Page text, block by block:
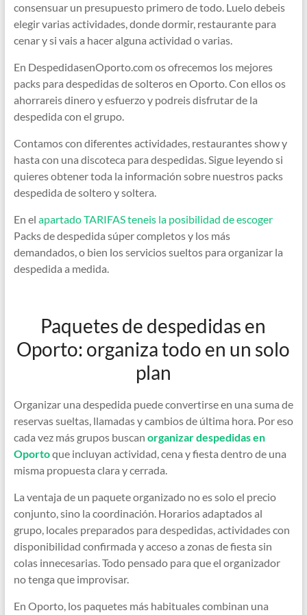
consensuar un presupuesto primero de todo. Luelo debeis
elegir varias actividades, donde dormir, restaurante para
cenar y si vais a hacer alguna actividad o varias.
En DespedidasenOporto.com os ofrecemos los mejores
packs para despedidas de solteros en Oporto. Con ellos os
ahorrareis dinero y esfuerzo y podreis disfrutar de la
despedida con el grupo.
Contamos con diferentes actividades, restaurantes show y
hasta con una discoteca para despedidas. Sigue leyendo si
quieres obtener toda la información sobre nuestros packs
despedida de soltero y soltera.
En el apartado TARIFAS teneis la posibilidad de escoger
Packs de despedida súper completos y los más
demandados, o bien los servicios sueltos para organizar la
despedida a medida.
Paquetes de despedidas en
Oporto: organiza todo en un solo
plan
Organizar una despedida puede convertirse en una suma de
reservas sueltas, llamadas y cambios de última hora. Por eso
cada vez más grupos buscan organizar despedidas en
Oportoque incluyan actividad, cena y fiesta dentro de una
misma propuesta clara y cerrada.
La ventaja de un paquete organizado no es solo el precio
conjunto, sino la coordinación. Horarios adaptados al
grupo, locales preparados para despedidas, actividades con
disponibilidad confirmada y acceso a zonas de fiesta sin
colas innecesarias. Todo pensado para que el organizador
no tenga que improvisar.
En Oporto, los paquetes más habituales combinan una